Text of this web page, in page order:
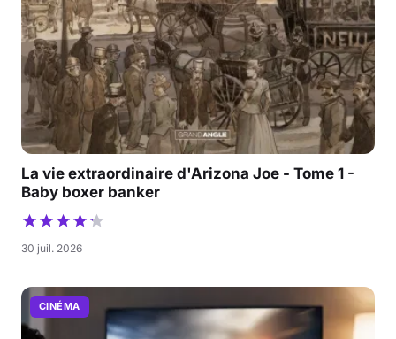
La vie extraordinaire d'Arizona Joe - Tome 1 -
Baby boxer banker
30 juil. 2026
CINÉMA